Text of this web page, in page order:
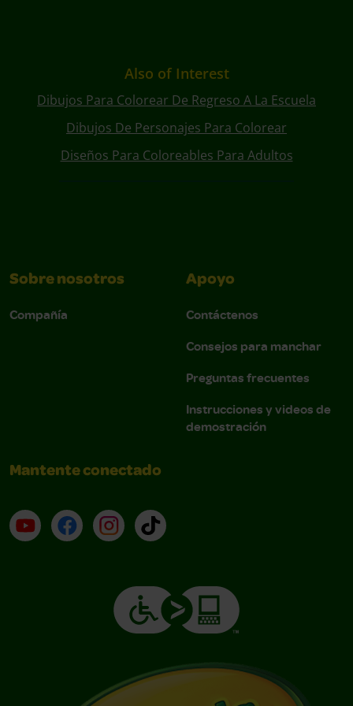
Also of Interest
Dibujos Para Colorear De Regreso A La Escuela
Dibujos De Personajes Para Colorear
Diseños Para Coloreables Para Adultos
Sobre nosotros
Compañía
Apoyo
Contáctenos
Consejos para manchar
Preguntas frecuentes
Instrucciones y videos de
demostración
Mantente conectado
YouTube (en inglés)
Facebook (en inglés)
Instagram (en inglés)
TikTok